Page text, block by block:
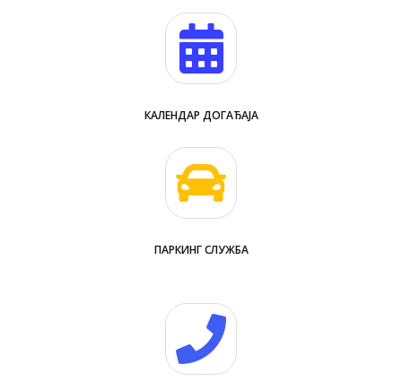
КАЛЕНДАР ДОГАЂАЈА
ПАРКИНГ СЛУЖБА